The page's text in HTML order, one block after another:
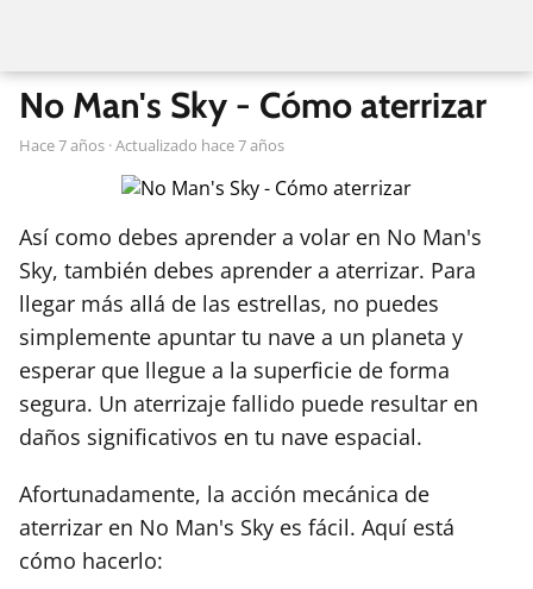
No Man's Sky - Cómo aterrizar
hace 7 años · Actualizado hace 7 años
Así como debes aprender a volar en No Man's
Sky, también debes aprender a aterrizar. Para
llegar más allá de las estrellas, no puedes
simplemente apuntar tu nave a un planeta y
esperar que llegue a la superficie de forma
segura. Un aterrizaje fallido puede resultar en
daños significativos en tu nave espacial.
Afortunadamente, la acción mecánica de
aterrizar en No Man's Sky es fácil. Aquí está
cómo hacerlo: